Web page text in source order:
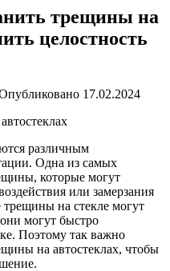
трещины на
целостность
17.02.2024
различным
Одна из самых
которые могут
или замерзания
на стекле могут
могут быстро
Поэтому так важно
на автостеклах, чтобы